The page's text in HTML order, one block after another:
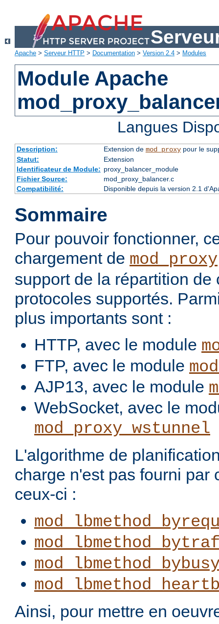
Apache > Serveur HTTP > Documentation > Version 2.4 > Modules
Module Apache
Langues
Description: Extension de mod_proxypour le
Statut:
Extension
Identificateur de Module: proxy_balancer_module
Fichier Source:
mod_proxy_balancer.c
Compatibilité:
Disponible depuis la version 2.1
Sommaire
Pour pouvoir fonctionner,
chargement de mod_proxy
support de la répartition de
protocoles supportés.
plus importants sont :
HTTP, avec le module
FTP, avec le module
AJP13, avec le module
WebSocket, avec le
mod_proxy_wstunnel
L'algorithme de
charge n'est pas fourni par
ceux-ci :
Ainsi, pour mettre en